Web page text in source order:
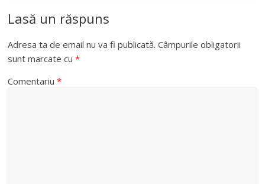
Lasă un răspuns
Adresa ta de email nu va fi publicată. Câmpurile obligatorii
sunt marcate cu*
Comentariu*